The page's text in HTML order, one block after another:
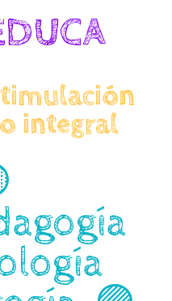
integral